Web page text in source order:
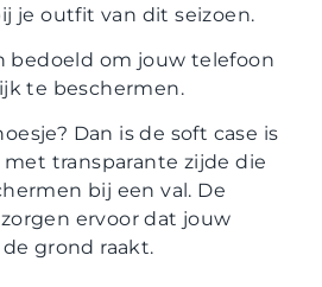
je outfit van dit seizoen.
bedoeld om jouw telefoon
te beschermen.
Dan is de soft case is
transparante zijde die
bij een val. De
ervoor dat jouw
grond raakt.